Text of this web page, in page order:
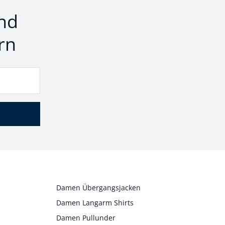
Damen Übergangsjacken
Damen Langarm Shirts
Damen Pullunder